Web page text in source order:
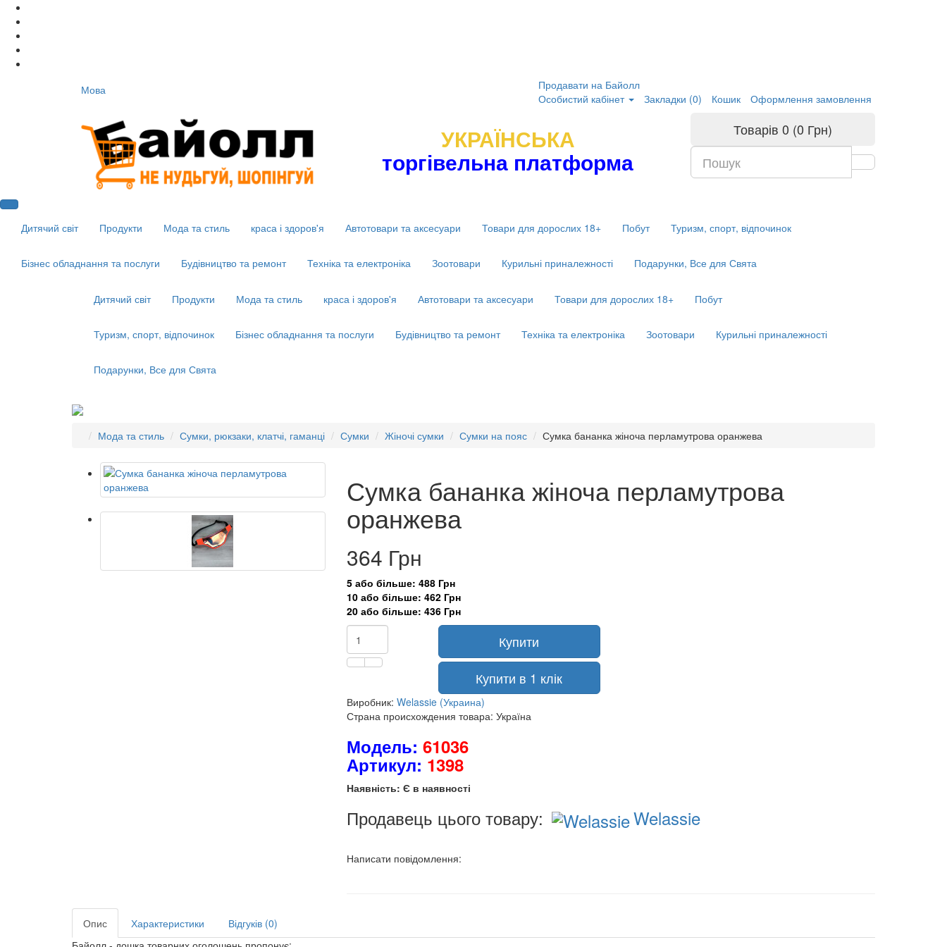
Мова
Продавати на Байолл
Особистий кабінет
Закладки (0) Кошик Оформлення замовлення
УКРАЇНСЬКА
торгівельна платформа
Товарів 0 (0 Грн)
Дитячий світ Продукти Мода та стиль краса і здоров'я Автотовари та аксесуари Товари для дорослих 18+ Побут Туризм, спорт, відпочинок
Бізнес обладнання та послуги Будівництво та ремонт Техніка та електроніка Зоотовари Курильні приналежності Подарунки, Все для Свята
Дитячий світ Продукти Мода та стиль краса і здоров'я Автотовари та аксесуари Товари для дорослих 18+ Побут
Туризм, спорт, відпочинок Бізнес обладнання та послуги Будівництво та ремонт Техніка та електроніка Зоотовари Курильні приналежності
Подарунки, Все для Свята
Мода та стиль Сумки, рюкзаки, клатчі, гаманці Сумки Жіночі сумки Сумки на пояс Сумка бананка жіноча перламутрова оранжева
Сумка бананка жіноча перламутрова
оранжева
364 Грн
5 або більше: 488 Грн
10 або більше: 462 Грн
20 або більше: 436 Грн
Купити
Купити в 1 клік
Виробник: Welassie (Украина)
Страна происхождения товара: Україна
Модель: 61036
Артикул: 1398
Наявність: Є в наявності
Продавець цього товару: Welassie
Написати повідомлення:
Опис Характеристики
Відгуків (0)